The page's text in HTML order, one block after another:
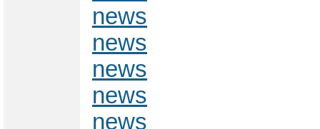
news
news
news
news
news